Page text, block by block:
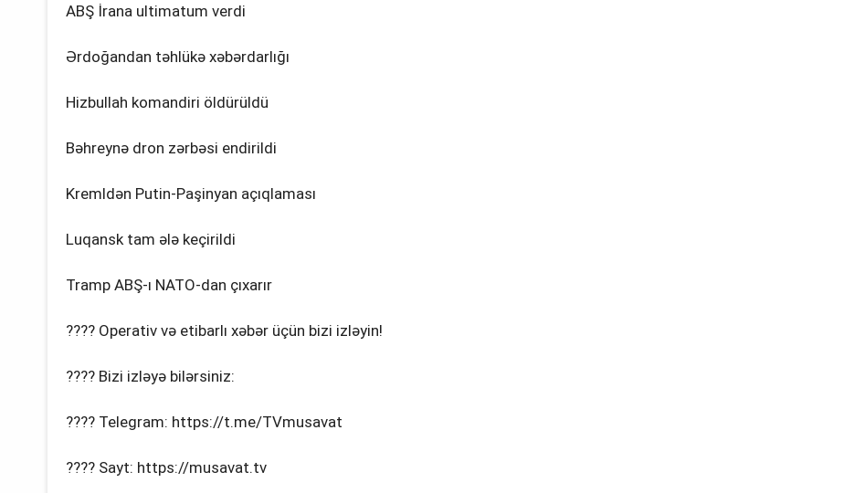
ABŞ İrana ultimatum verdi
Ərdoğandan təhlükə xəbərdarlığı
Hizbullah komandiri öldürüldü
Bəhreynə dron zərbəsi endirildi
Kremldən Putin-Paşinyan açıqlaması
Luqansk tam ələ keçirildi
Tramp ABŞ-ı NATO-dan çıxarır
???? Operativ və etibarlı xəbər üçün bizi izləyin!
???? Bizi izləyə bilərsiniz:
???? Telegram: https://t.me/TVmusavat
???? Sayt: https://musavat.tv